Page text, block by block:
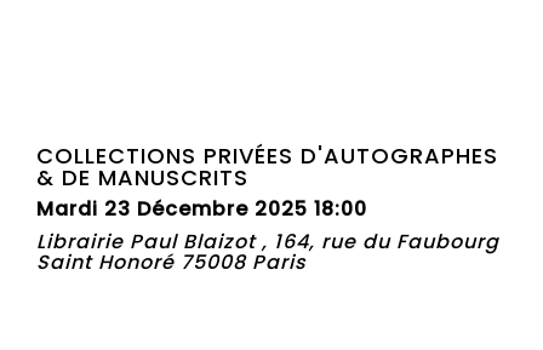
COLLECTIONS PRIVÉES D'AUTOGRAPHES
& DE MANUSCRITS
Mardi 23 Décembre 2025 18:00
Librairie Paul Blaizot , 164, rue du Faubourg
Saint Honoré 75008 Paris